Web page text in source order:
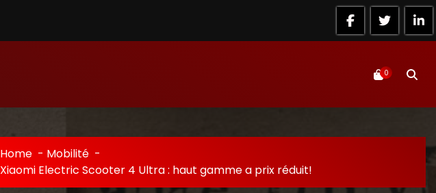
0
Home - Mobilité -
Xiaomi Electric Scooter 4 Ultra : haut gamme a prix réduit!